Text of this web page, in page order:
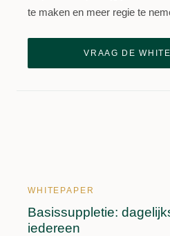
te maken en meer regie te
VRAAG DE
WHITEPAPER
Basissuppletie:
iedereen